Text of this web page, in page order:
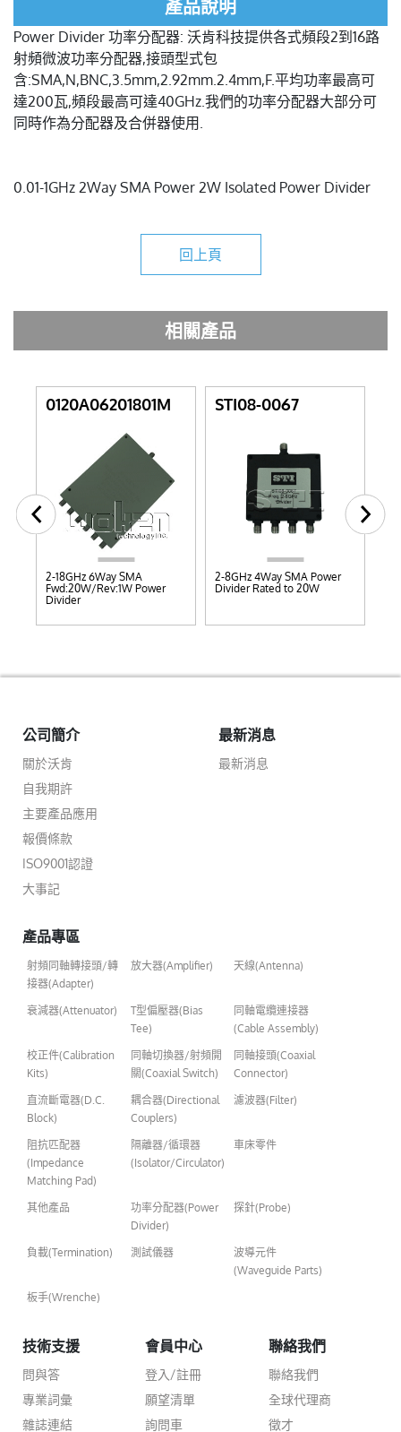
產品說明
Power Divider 功率分配器: 沃肯科技提供各式頻段2到16路
射頻微波功率分配器,接頭型式包
含:SMA,N,BNC,3.5mm,2.92mm.2.4mm,F.平均功率最高可
達200瓦,頻段最高可達40GHz.我們的功率分配器大部分可
同時作為分配器及合併器使用.
0.01-1GHz 2Way SMA Power 2W Isolated Power Divider
回上頁
相關產品
0120A06201801M
2-18GHz 6Way SMA
Fwd:20W/Rev:1W Power
Divider
STI08-0067
2-8GHz 4Way SMA Power
Divider Rated to 20W
公司簡介
關於沃肯
自我期許
主要產品應用
報價條款
ISO9001認證
大事記
最新消息
最新消息
產品專區
射頻同軸轉接頭/轉
接器(Adapter)
放大器(Amplifier) 天線(Antenna)
衰減器(Attenuator)
T型偏壓器(Bias
Tee)
同軸電纜連接器
(Cable Assembly)
校正件(Calibration
Kits)
同軸切換器/射頻開
關(Coaxial Switch)
同軸接頭(Coaxial
Connector)
直流斷電器(D.C.
Block)
耦合器(Directional
Couplers)
濾波器(Filter)
阻抗匹配器
(Impedance
Matching Pad)
隔離器/循環器
(Isolator/Circulator)
車床零件
其他產品
功率分配器(Power
Divider)
探針(Probe)
負載(Termination) 測試儀器
波導元件
(Waveguide Parts)
板手(Wrenche)
技術支援
問與答
專業詞彙
雜誌連結
會員中心
登入/註冊
願望清單
詢問車
聯絡我們
聯絡我們
全球代理商
徵才